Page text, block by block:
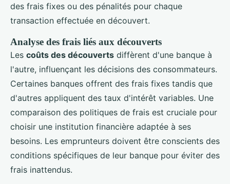
des frais fixes ou des pénalités pour chaque
transaction effectuée en découvert.
Analyse des frais liés aux découverts
Les coûts des découverts diffèrent d'une banque à
l'autre, influençant les décisions des consommateurs.
Certaines banques offrent des frais fixes tandis que
d'autres appliquent des taux d'intérêt variables. Une
comparaison des politiques de frais est cruciale pour
choisir une institution financière adaptée à ses
besoins. Les emprunteurs doivent être conscients des
conditions spécifiques de leur banque pour éviter des
frais inattendus.